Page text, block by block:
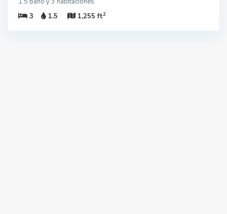
3
1.5 1,255 ft2